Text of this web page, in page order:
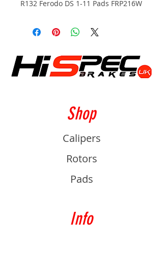
R132 Ferodo DS 1-11 Pads FRP216W
Shop
Calipers
Rotors
Pads
Info